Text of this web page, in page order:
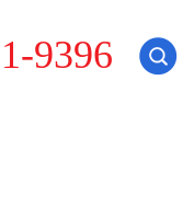
1-9396